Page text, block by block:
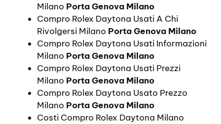
Milano Porta Genova Milano
Compro Rolex Daytona Usati A Chi
Rivolgersi Milano Porta Genova Milano
Compro Rolex Daytona Usati Informazioni
Milano Porta Genova Milano
Compro Rolex Daytona Usati Prezzi
Milano Porta Genova Milano
Compro Rolex Daytona Usato Prezzo
Milano Porta Genova Milano
Costi Compro Rolex Daytona Milano